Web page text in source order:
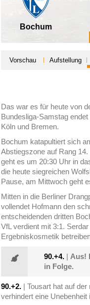
Bochum
Vorschau Aufstellung
Das war es für heute von
Bundesliga-Samstag
Köln und Bremen.
Bochum katapultiert sich
Abstiegszone auf Rang
geht es um 20:30 Uhr in
die heute siegreichen
Pause, am Mittwoch geht
Mitten in die Berliner
vollendet Hofmann den
entscheidenden dritten
VfL verdient mit 3:1.
Ergebniskosmetik
90.+4. | Aus!
in Folge.
90.+2. | Tousart hat auf
verhindert eine